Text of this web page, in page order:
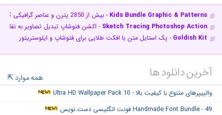
Kids Bundle Graphic & Patterns - بیش از 2850 پترن و عناصر گرافیکی کودکانه
Sketch Tracing Photoshop Action - اکشن فتوشاپ تبدیل تصاویر به
Goldish Kit - پک استایل متن با افکت طلایی برای فتوشاپ و ایلوستریتور
آخرین دانلود ها همه موارد
والپیپرهای متنوع با کیفیت بالا - Ultra HD Wallpaper Pack 10
Handmade Font Bundle - 49 فونت انگلیسی دست نویس